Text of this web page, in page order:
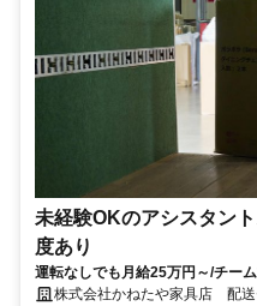
未経験OKのアシスタン
度あり
運転なしでも月給25万円～/チー
株式会社かねたや家具店 配送